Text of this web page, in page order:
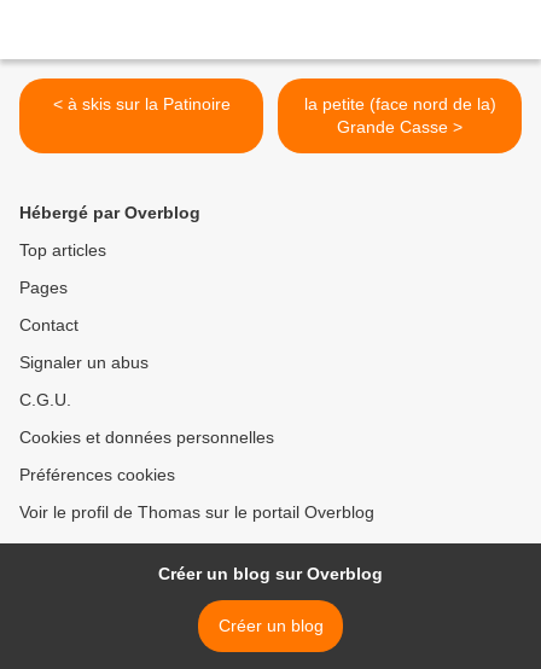
< à skis sur la Patinoire
la petite (face nord de la)
Grande Casse >
Hébergé par Overblog
Top articles
Pages
Contact
Signaler un abus
C.G.U.
Cookies et données personnelles
Préférences cookies
Voir le profil de Thomas sur le portail Overblog
Créer un blog sur Overblog
Créer un blog